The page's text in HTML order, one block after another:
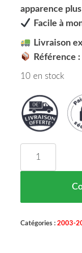
apparence
Facile à
Livraison
Référence
10 en stock
Catégories : 2003-